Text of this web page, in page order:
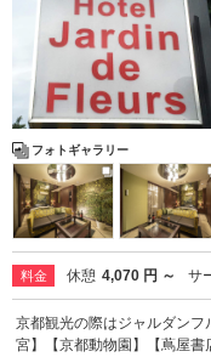
フォトギャラリー
料金 休憩 4,070 円 ～ サ
京都観光の際はジャルダン
宮】【京都動物園】【蔦屋